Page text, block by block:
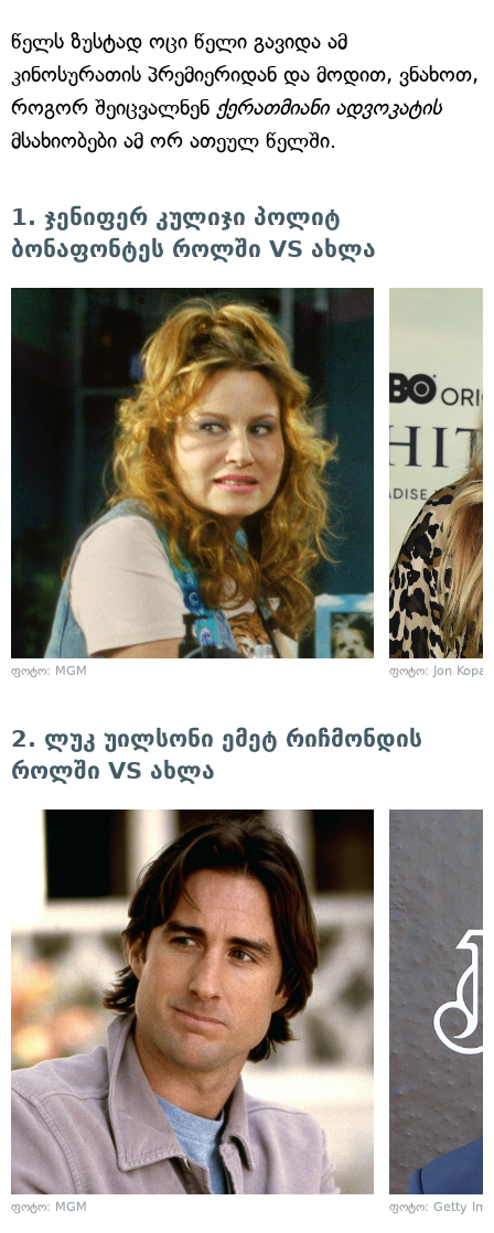
წელს ზუსტად ოცი წელი გავიდა ამ
კინოსურათის პრემიერიდან და მოდით, ვნახოთ,
როგორ შეიცვალნენ ქერათმიანი ადვოკატის
მსახიობები ამ ორ ათეულ წელში.
1. ჯენიფერ კულიჯი პოლიტ
ბონაფონტეს როლში VS ახლა
ფოტო: MGM ფოტო: Jon
2. ლუკ უილსონი ემეტ რიჩმონდის
როლში VS ახლა
ფოტო: MGM ფოტო: Getty